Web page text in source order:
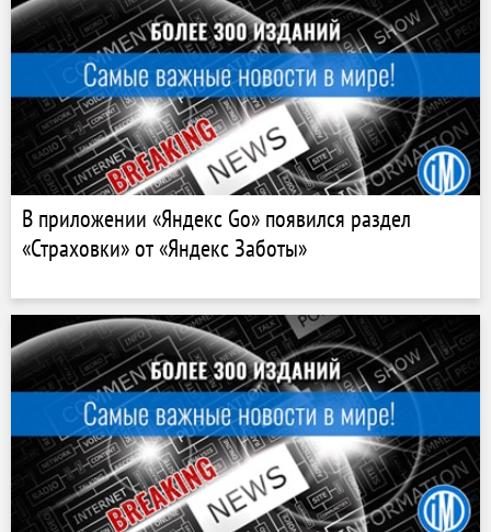
В приложении «Яндекс Go» появился раздел
«Страховки» от «Яндекс Заботы»